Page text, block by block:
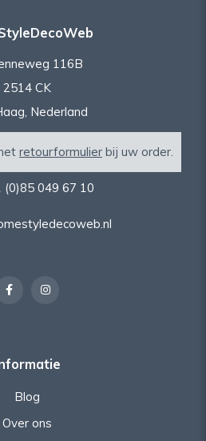
116B
2514 CK
Nederland
retourformulier bij uw order.
(0)85 049 67 10
Blog
Over ons